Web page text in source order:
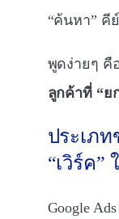
“ค้นหา” คี
พูดง่ายๆ คื
ลูกค้าที่ “ย
ประเภท
“เวิร์ค”
Google